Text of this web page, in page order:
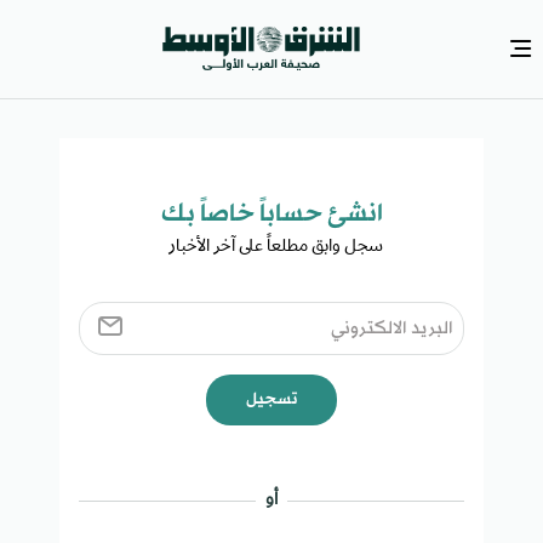
انشئ حساباً خاصاً بك​
سجل وابق مطلعاً على آخر الأخبار ​
تسجيل
أو